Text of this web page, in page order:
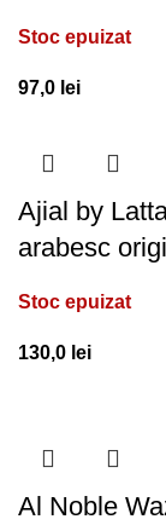
Stoc epuizat
97,0 lei
Ajial by
arabesc
Stoc epuizat
130,0 lei
Al Noble